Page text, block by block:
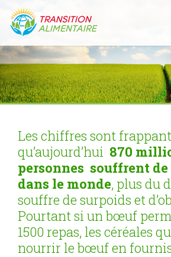
Les chiffres sont
qu’aujourd’hui 870
personnes souffrent
dans le monde, plus du
souffre de surpoids et
Pourtant si un bœuf
1500 repas, les céréales
nourrir le bœuf en